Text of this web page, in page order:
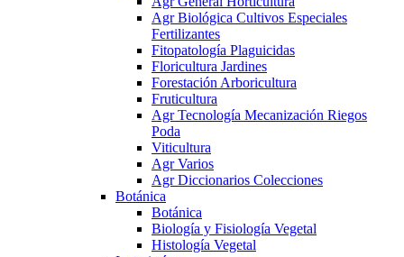
Agr Biológica Cultivos Especiales
Fertilizantes
Fitopatología Plaguicidas
Floricultura Jardines
Forestación Arboricultura
Fruticultura
Agr Tecnología Mecanización Riegos
Poda
Viticultura
Agr Varios
Agr Diccionarios Colecciones
Botánica
Botánica
Biología y Fisiología Vegetal
Histología Vegetal